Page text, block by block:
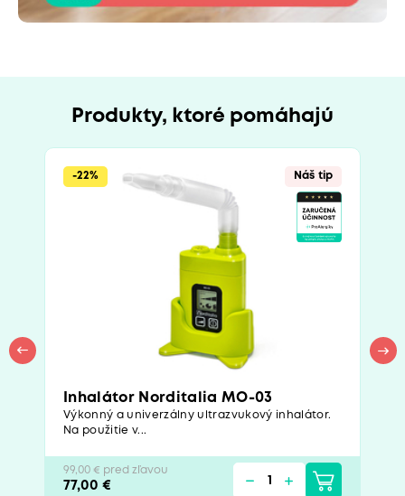
Produkty, ktoré pomáhajú
-22% Náš tip
Inhalátor Norditalia MO-03
Výkonný a univerzálny ultrazvukový inhalátor.
Na použitie v...
99,00 € pred zľavou
77,00 €